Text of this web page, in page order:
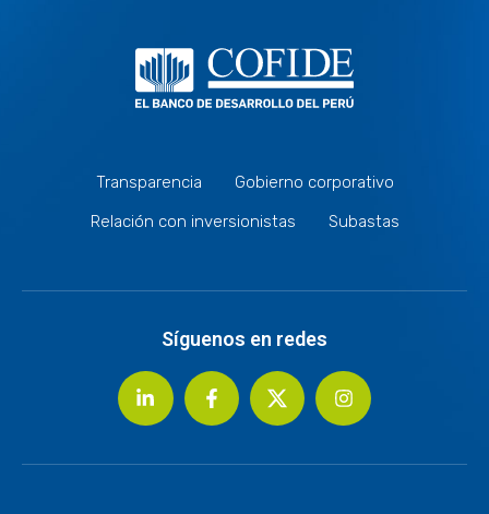
Transparencia
Gobierno corporativo
Relación con inversionistas
Subastas
Síguenos en redes